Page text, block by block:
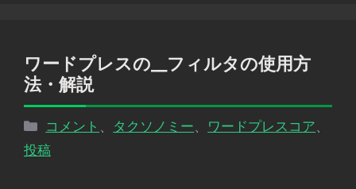
ワードプレスの__フィルタの使用方
法・解説
カ
テ
コメント タクソノミー ワードプレスコア
投稿